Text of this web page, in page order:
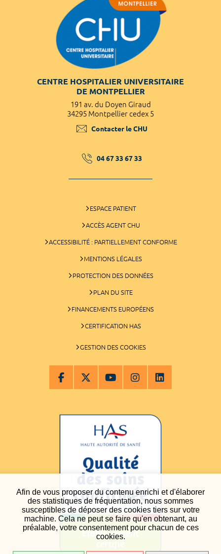
Afin de vous proposer du contenu enrichi et d'élaborer
des statistiques de fréquentation, nous sommes
susceptibles de déposer des cookies tiers sur votre
machine. Cela ne peut se faire qu'en obtenant, au
préalable, votre consentement pour chacun de ces
cookies.
CENTRE HOSPITALIER UNIVERSITAIRE
DE MONTPELLIER
191 av. du Doyen Giraud
34295 Montpellier cedex 5
Contacter le CHU
04 67 33 67 33
ESPACE PATIENT
ACCÈS AGENT CHU
ACCESSIBILITÉ : PARTIELLEMENT CONFORME
MENTIONS LÉGALES
PROTECTION DES DONNÉES
PLAN DU SITE
FINANCEMENTS EUROPÉENS
CERTIFICATION HAS
GESTION DES COOKIES